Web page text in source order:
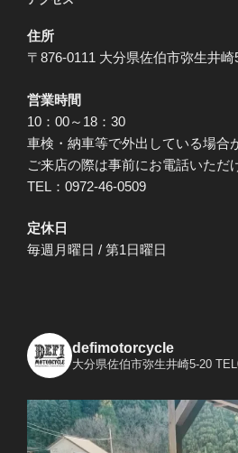
住所
〒876-0111 大分県佐伯市弥生井崎
営業時間
10：00～18：30
車検・納車等で外出している場合
ご来店の際は事前にお電話いただ
TEL：0972-46-0509
定休日
毎週月曜日 / 第1日曜日
defimotorcycle
大分県佐伯市弥生井崎5-20